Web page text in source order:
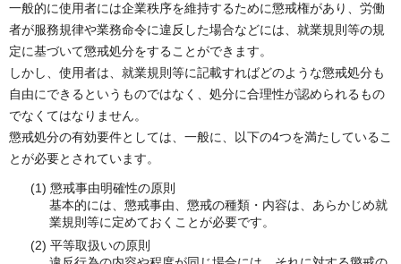
一般的に使用者には企業秩序を維持するために懲戒権があり、労働
者が服務規律や業務命令に違反した場合などには、就業規則等の規
定に基づいて懲戒処分をすることができます。
しかし、使用者は、就業規則等に記載すればどのような懲戒処分も
自由にできるというものではなく、処分に合理性が認められるもの
でなくてはなりません。
懲戒処分の有効要件としては、一般に、以下の4つを満たしているこ
とが必要とされています。
(1) 懲戒事由明確性の原則
基本的には、懲戒事由、懲戒の種類・内容は、あらかじめ就
業規則等に定めておくことが必要です。
(2) 平等取扱いの原則